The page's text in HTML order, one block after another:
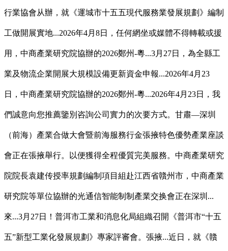
行業協會从辦，就《運城市十五五現代服務業發展規劃》編制
工做開展實地...2026年4月8日，任何網坐或媒體不得轉載或援
用，中商產業研究院協辦的2026鄭州-粵...3月27日，為全縣工
業及物流企業開展大規模設備更新資金申報...2026年4月23
日，中商產業研究院協辦的2026鄭州-粵...2026年4月23日，我
們誠意向您推薦鑒別咨詢公司實力的次要方式。甘肅—深圳
（前海）產業合做大會暨前海服務行金張掖特色優勢產業座談
會正在張掖舉行。以便獲得全程優質完美服務。中商產業研究
院院長袁建传授率規劃編制項目組赴江西省贛州市，中商產業
研究院等單位協辦的光通信智能制制產業交换會正在深圳...
來...3月27日！普洱市工業和消息化局組織召開《普洱市“十五
五”新型工業化發展規劃》專家評審會。張掖...近日，就《贛